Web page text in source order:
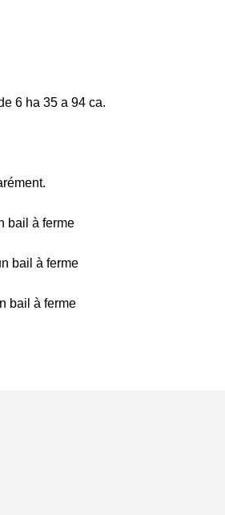
6 ha 35 a 94 ca.
bail à ferme
bail à ferme
bail à ferme